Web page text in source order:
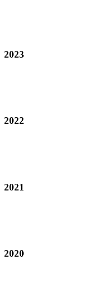
2023
2022
2021
2020